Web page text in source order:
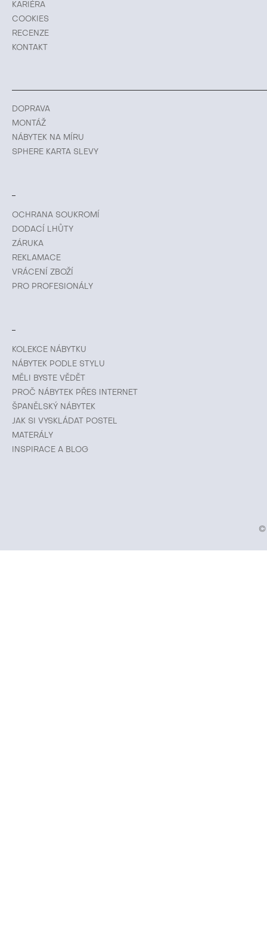
KARIÉRA
COOKIES
RECENZE
KONTAKT
DOPRAVA
MONTÁŽ
NÁBYTEK NA MÍRU
SPHERE KARTA SLEVY
OCHRANA SOUKROMÍ
DODACÍ LHŮTY
ZÁRUKA
REKLAMACE
VRÁCENÍ ZBOŽÍ
PRO PROFESIONÁLY
KOLEKCE NÁBYTKU
NÁBYTEK PODLE STYLU
MĚLI BYSTE VĚDĚT
PROČ NÁBYTEK PŘES INTERNET
ŠPANĚLSKÝ NÁBYTEK
JAK SI VYSKLÁDAT POSTEL
MATERÁLY
INSPIRACE A BLOG
©